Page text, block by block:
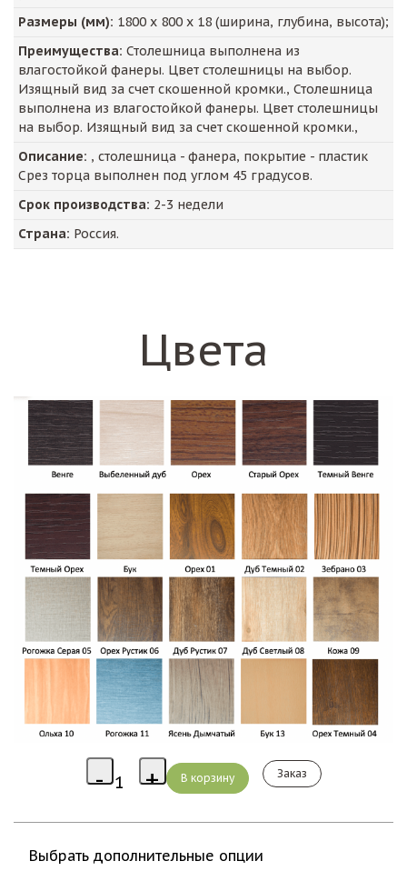
Размеры (мм): 1800 х 800 х 18 (ширина, глубина, высота);
Преимущества: Столешница выполнена из
влагостойкой фанеры. Цвет столешницы на выбор.
Изящный вид за счет скошенной кромки., Столешница
выполнена из влагостойкой фанеры. Цвет столешницы
на выбор. Изящный вид за счет скошенной кромки.,
Описание: , столешница - фанера, покрытие - пластик
Срез торца выполнен под углом 45 градусов.
Срок производства: 2-3 недели
Страна: Россия.
Цвета
Заказ
Выбрать дополнительные опции